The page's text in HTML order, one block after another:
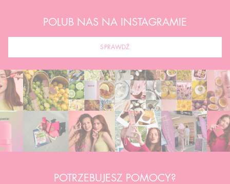
POLUB NAS NA INSTAGRAMIE
SPRAWDŹ
POTRZEBUJESZ POMOCY?